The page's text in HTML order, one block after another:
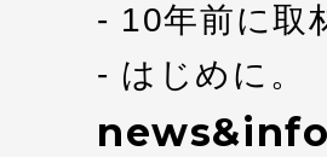
10年前に取
はじめに。
news&info